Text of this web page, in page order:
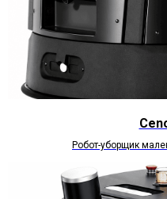
Робот-уборщик